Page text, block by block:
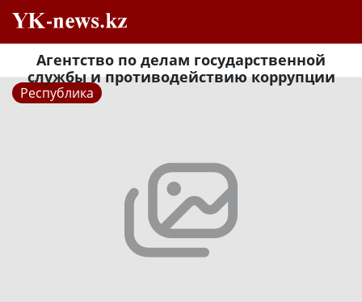
Агентство по делам государственной
службы и противодействию коррупции
Республика